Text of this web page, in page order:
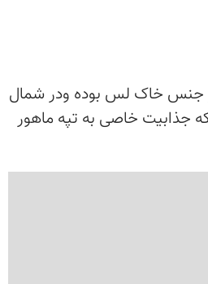
از جنس خاک لس بوده ودر شمال
جذابیت خاصی به تپه ماهور